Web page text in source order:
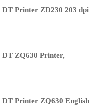
DT Printer ZD230 203 dpi
DT ZQ630 Printer,
DT Printer ZQ630 English